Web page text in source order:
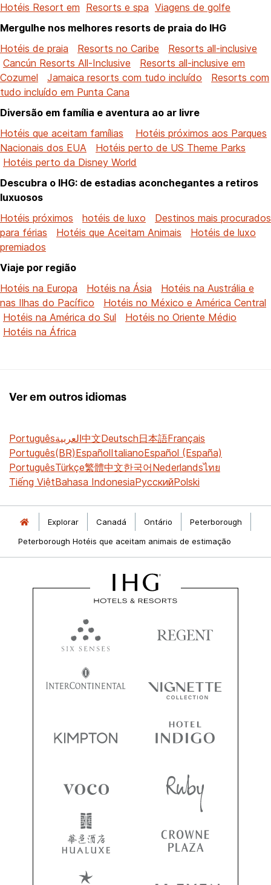
Hotéis Resort em Resorts e spa Viagens de golfe
Mergulhe nos melhores resorts de praia do IHG
Hotéis de praia
Resorts no Caribe
Resorts all-inclusive
Cancún Resorts All-Inclusive
Resorts all-inclusive em
Cozumel
Jamaica resorts com tudo incluído
Resorts com
tudo incluído em Punta Cana
Diversão em família e aventura ao ar livre
Hotéis que aceitam famílias
Hotéis próximos aos Parques
Nacionais dos EUA
Hotéis perto de US Theme Parks
Hotéis perto da Disney World
Descubra o IHG: de estadias aconchegantes a retiros
luxuosos
Hotéis próximos
hotéis de luxo
Destinos mais procurados
para férias
Hotéis que Aceitam Animais
Hotéis de luxo
premiados
Viaje por região
Hotéis na Europa
Hotéis na Ásia
Hotéis na Austrália e
nas Ilhas do Pacífico
Hotéis no México e América Central
Hotéis na América do Sul
Hotéis no Oriente Médio
Hotéis na África
Ver em outros idiomas
Portuguêsالعربية中文Deutsch日本語Français
Português(BR)EspañolItalianoEspañol (España)
PortuguêsTürkçe繁體中文한국어Nederlandsไทย
Tiếng ViệtBahasa IndonesiaРусскийPolski
Explorar Canadá Ontário
Peterborough
Peterborough Hotéis que aceitam animais de estimação